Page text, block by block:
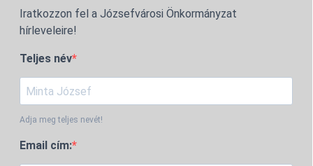
Iratkozzon fel a Józsefvárosi Önkormányzat
hírleveleire!
Teljes név
Adja meg teljes nevét!
Email cím: